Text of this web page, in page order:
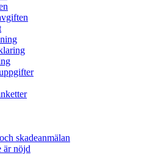
skadeanmälan
är nöjd